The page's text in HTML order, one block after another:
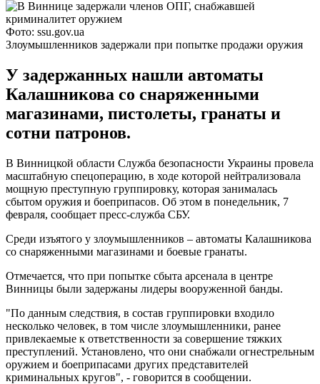
Фото: ssu.gov.ua
Злоумышленников задержали при попытке продажи оружия
У задержанных нашли автоматы
Калашникова со снаряженными
магазинами, пистолеты, гранаты и
сотни патронов.
В Винницкой области Служба безопасности Украины провела
масштабную спецоперацию, в ходе которой нейтрализовала
мощную преступную группировку, которая занималась
сбытом оружия и боеприпасов. Об этом в понедельник, 7
февраля, сообщает пресс-служба СБУ.
Среди изъятого у злоумышленников – автоматы Калашникова
со снаряженными магазинами и боевые гранаты.
Отмечается, что при попытке сбыта арсенала в центре
Винницы были задержаны лидеры вооруженной банды.
"По данным следствия, в состав группировки входило
несколько человек, в том числе злоумышленники, ранее
привлекаемые к ответственности за совершение тяжких
преступлений. Установлено, что они снабжали огнестрельным
оружием и боеприпасами других представителей
криминальных кругов", - говорится в сообщении.